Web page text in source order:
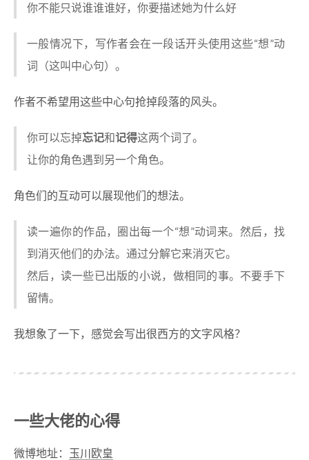
你不能只说谁谁谁好，你要描述她为什么好
一般情况下，写作者会在一段话开头使用这些“想”动
词（这叫中心句）。
作者不希望用这些中心句抢掉段落的风头。
你可以忘掉忘记和记得这两个词了。
让你的角色遇到另一个角色。
角色们的互动可以展现他们的想法。
读一遍你的作品，圈出每一个“想”动词来。然后，找
到消灭他们的办法。通过分解它来消灭它。
然后，读一些已出版的小说，做相同的事。不要手下
留情。
我想象了一下，感觉会写出很西方的文字风格？
一些大佬的心得
微博地址： 玉川欧皇